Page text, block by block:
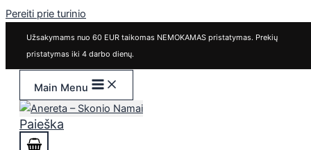
Pereiti prie turinio
Užsakymams nuo 60 EUR taikomas NEMOKAMAS pristatymas. Prekių
pristatymas iki 4 darbo dienų.
Main Menu
Paieška